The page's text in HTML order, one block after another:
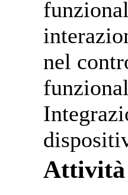
nel
Attività